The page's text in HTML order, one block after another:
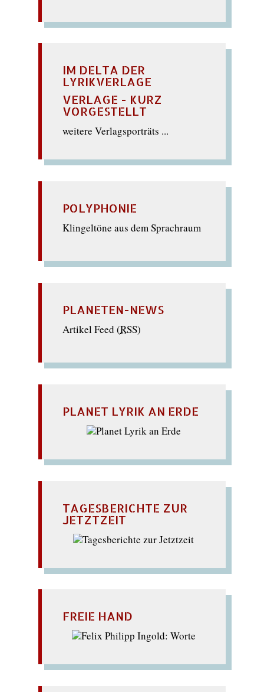
IM DELTA DER
LYRIKVERLAGE
VERLAGE - KURZ
VORGESTELLT
weitere Verlagsporträts ...
POLYPHONIE
Klingeltöne aus dem Sprachraum
PLANETEN-NEWS
Artikel Feed (RSS)
PLANET LYRIK AN ERDE
TAGESBERICHTE ZUR
JETZTZEIT
FREIE HAND